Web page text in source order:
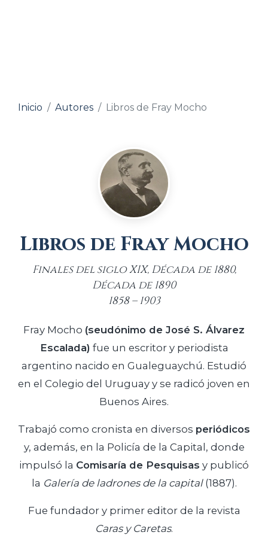
Inicio Autores Libros de Fray Mocho
Libros de Fray Mocho
Finales del siglo XIX, Década de 1880,
Década de 1890
1858 – 1903
Fray Mocho (seudónimo de José S. Álvarez
Escalada) fue un escritor y periodista
argentino nacido en Gualeguaychú. Estudió
en el Colegio del Uruguay y se radicó joven en
Buenos Aires.
Trabajó como cronista en diversos periódicos
y, además, en la Policía de la Capital, donde
impulsó la Comisaría de Pesquisas y publicó
la Galería de ladrones de la capital(1887).
Fue fundador y primer editor de la revista
Caras y Caretas.